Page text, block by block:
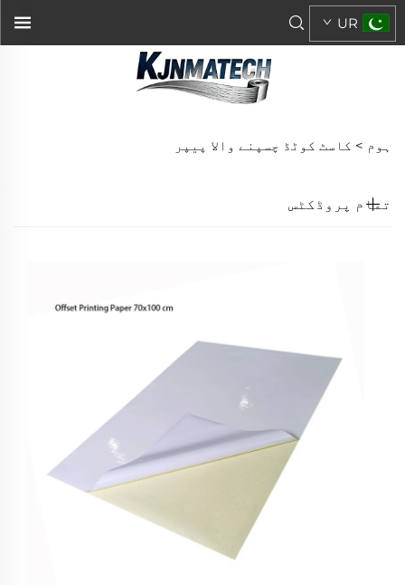
UR
ہوم > کاسٹ کوٹڈ چسپنے والا پیپر
تمام پروڈکٹس